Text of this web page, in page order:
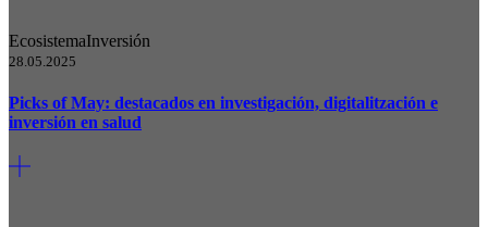
EcosistemaInversión
28.05.2025
Picks of May: destacados en investigación, digitalitzación e
inversión en salud